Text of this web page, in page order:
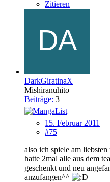
Zitieren
DarkGiratinaX
Mishiranuhito
Beiträge: 3
15. Februar 2011
#75
also ich spiele am
hatte 2mal alle aus dem
geschenkt und neu
anzufangen^^